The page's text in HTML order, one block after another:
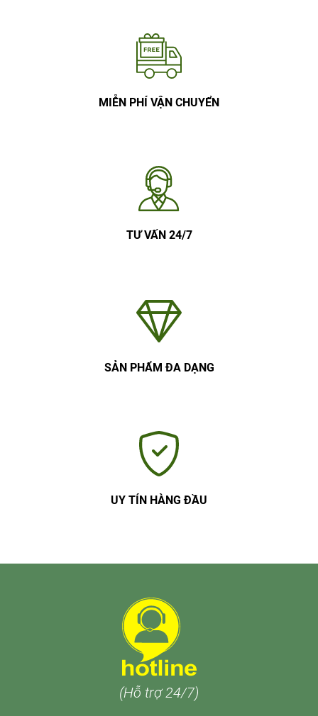
MIỄN PHÍ VẬN CHUYỂN
TƯ VẤN 24/7
SẢN PHẨM ĐA DẠNG
UY TÍN HÀNG ĐẦU
(Hỗ trợ 24/7)